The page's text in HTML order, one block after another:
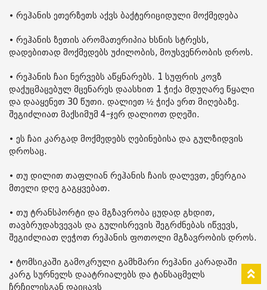
• რეჰანის ეთერზეთს აქვს ბაქტერიციდული მოქმედება
• რეჰანის ზეთის არომათერიპია ხსნის სტრესს,
დადებითად მოქმედებს უძილობის, მოუსვენრობის დროს.
• რეჰანის ჩაი ნერვებს აწყნარებს. 1 სუფრის კოვზ
დაქუცმაცებულ მცენარეს დაასხით 1 ჭიქა მდუღარე წყალი
და დააყენეთ 30 წუთი. დალიეთ ½ ჭიქა ერთ მიღებაზე.
შეგიძლიათ მაქსიმუმ 4-ჯერ დალიოთ დღეში.
• ეს ჩაი კარგად მოქმედებს ღებინებისა და გულზიდვის
დროსაც.
• თუ დილით თაფლიან რეჰანის ჩაის დალევთ, ენერგია
მთელი დღე გაგყვებათ.
• თუ ტრანსპორტი და მგზავრობა ცუდად გხდით,
თავბრუდახვევას და გულისრევის შეგრძნებას იწვევს,
შეგიძლიათ ღეჭოთ რეჰანის ფოთოლი მგზავრობის დროს.
• ტომსიკაში გამოკრული გამხმარი რეჰანი კარადაში
კარგ სურნელს დაატრიალებს და ტანსაცმელს
ჩრჩილისგან დაიცავს